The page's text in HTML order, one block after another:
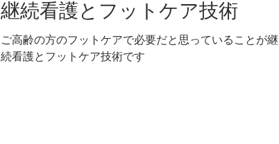
継続看護とフットケア技術
ご高齢の方のフットケアで必要だと思っていることが継
続看護とフットケア技術です